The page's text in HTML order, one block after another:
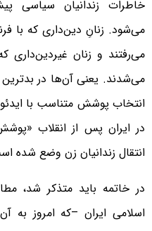
خاطرات زندانیان سیاسی
می‌شود. زنانِ دین‌داری که با
می‌رفتند و زنان
می‌شدند. یعنی آن‌ها در
انتخاب پوشش متناسب با
در ایران پس از انقلاب‌
انتقال زندانیان زن وضع شده
در خاتمه باید متذکر شد،
اسلامی ایران –که امروز